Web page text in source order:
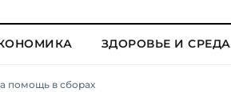
ЗДОРОВЬЕ И СРЕДА
помощь в сборах